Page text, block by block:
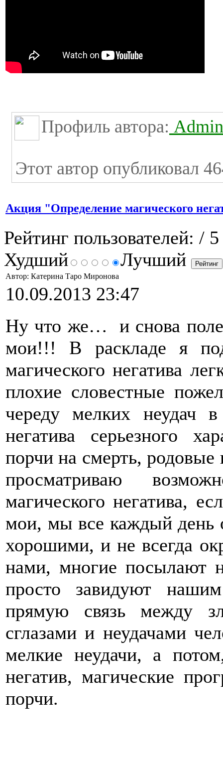
Профиль автора:
Этот автор опубликовал
Акция "Определение магического
Рейтинг пользователей: / 5
Худший
Лучший
Автор: Катерина Таро Миронова
10.09.2013 23:47
Ну что же… и снова
мои!!! В раскладе я
магического негатива
плохие словестные
череду мелких неудач
негатива серьезного
порчи на смерть, родовые
просматриваю
магического негатива,
мои, мы все каждый день
хорошими, и не всегда
нами, многие посылают
просто завидуют
прямую связь между
сглазами и неудачами
мелкие неудачи, а
негатив, магические
порчи.